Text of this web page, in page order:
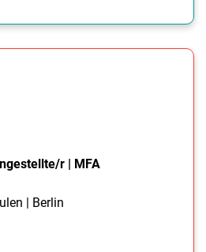
r | MFA
| Berlin